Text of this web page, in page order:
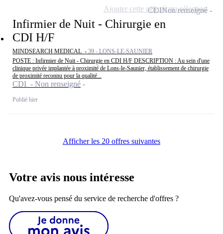
Infirmier de Nuit - Chirurgie en
CDI H/F
MINDSEARCH MEDICAL - 39 - LONS-LE-SAUNIER
POSTE : Infirmier de Nuit - Chirurgie en CDI H/F DESCRIPTION : Au sein d'une
clinique privée implantée à proximité de Lons-le-Saunier, établissement de chirurgie
de proximité reconnu pour la qualité...
CDI - Non renseigné
Publié hier
CDINon renseigné
Ajouter cette offre à ma sélection
Afficher les 20 offres suivantes
Votre avis nous intéresse
Qu'avez-vous pensé du service de recherche d'offres ?